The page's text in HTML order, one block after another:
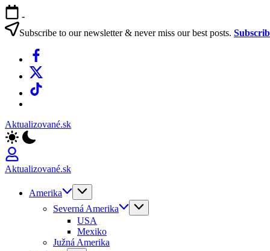
Skip
to
content
-
Subscribe to our newsletter & never miss our best posts.
Facebook
X
TikTok
Aktualizované.sk
Aktualizované.sk
Amerika
Severná Amerika
USA
Mexiko
Južná Amerika